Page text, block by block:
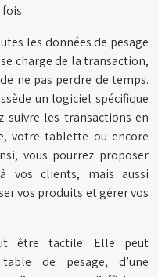
les données de pesage
charge de la transaction,
ne pas perdre de temps.
un logiciel spécifique
suivre les transactions en
votre tablette ou encore
vous pourrez proposer
vos clients, mais aussi
vos produits et gérer vos
être tactile. Elle peut
de pesage, d’une